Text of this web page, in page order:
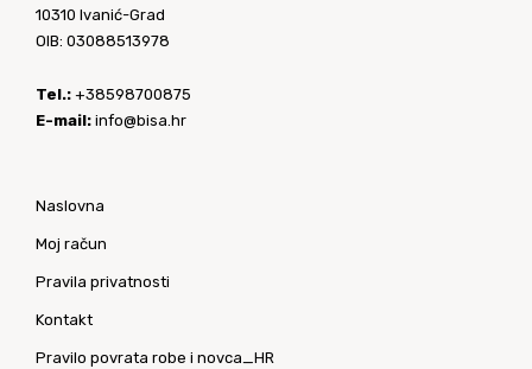
10310 Ivanić-Grad
OIB: 03088513978
Tel.: +38598700875
E-mail: info@bisa.hr
Naslovna
Moj račun
Pravila privatnosti
Kontakt
Pravilo povrata robe i novca_HR